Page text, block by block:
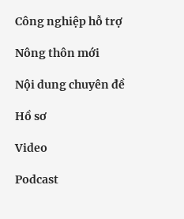
Công nghiệp hỗ trợ
Nông thôn mới
Nội dung chuyên đề
Hồ sơ
Video
Podcast